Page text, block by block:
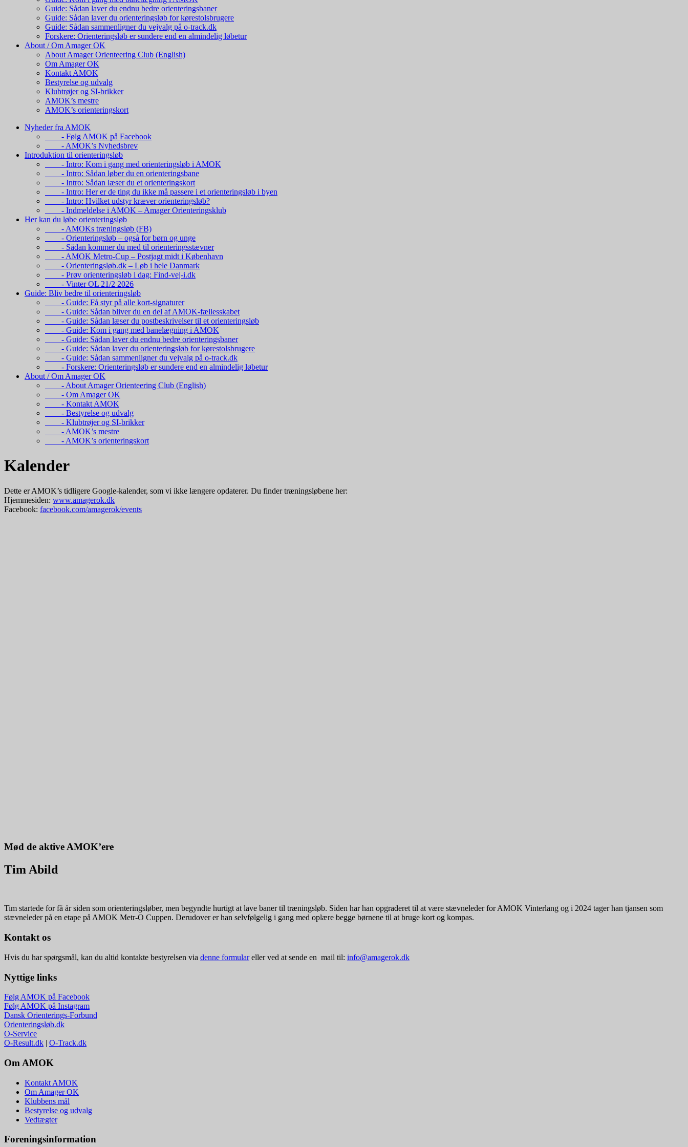
Guide: Sådan laver du endnu bedre orienteringsbaner
Guide: Sådan laver du orienteringsløb for kørestolsbrugere
Guide: Sådan sammenligner du vejvalg på o-track.dk
Forskere: Orienteringsløb er sundere end en almindelig løbetur
About / Om Amager OK
About Amager Orienteering Club (English)
Om Amager OK
Kontakt AMOK
Bestyrelse og udvalg
Klubtrøjer og SI-brikker
AMOK’s mestre
AMOK’s orienteringskort
Nyheder fra AMOK
- Følg AMOK på Facebook
- AMOK’s Nyhedsbrev
Introduktion til orienteringsløb
- Intro: Kom i gang med orienteringsløb i AMOK
- Intro: Sådan løber du en orienteringsbane
- Intro: Sådan læser du et orienteringskort
- Intro: Her er de ting du ikke må passere i et orienteringsløb i byen
- Intro: Hvilket udstyr kræver orienteringsløb?
- Indmeldelse i AMOK – Amager Orienteringsklub
Her kan du løbe orienteringsløb
- AMOKs træningsløb (FB)
- Orienteringsløb – også for børn og unge
- Sådan kommer du med til orienteringsstævner
- AMOK Metro-Cup – Postjagt midt i København
- Orienteringsløb.dk – Løb i hele Danmark
- Prøv orienteringsløb i dag: Find-vej-i.dk
- Vinter OL 21/2 2026
Guide: Bliv bedre til orienteringsløb
- Guide: Få styr på alle kort-signaturer
- Guide: Sådan bliver du en del af AMOK-fællesskabet
- Guide: Sådan læser du postbeskrivelser til et orienteringsløb
- Guide: Kom i gang med banelægning i AMOK
- Guide: Sådan laver du endnu bedre orienteringsbaner
- Guide: Sådan laver du orienteringsløb for kørestolsbrugere
- Guide: Sådan sammenligner du vejvalg på o-track.dk
- Forskere: Orienteringsløb er sundere end en almindelig løbetur
About / Om Amager OK
- About Amager Orienteering Club (English)
- Om Amager OK
- Kontakt AMOK
- Bestyrelse og udvalg
- Klubtrøjer og SI-brikker
- AMOK’s mestre
- AMOK’s orienteringskort
Kalender
Dette er AMOK’s tidligere Google-kalender, som vi ikke længere opdaterer. Du finder træningsløbene her:
Hjemmesiden: www.amagerok.dk
Facebook: facebook.com/amagerok/events
Mød de aktive AMOK’ere
Tim Abild
Tim startede for få år siden som orienteringsløber, men begyndte hurtigt at lave baner til træningsløb. Siden har han opgraderet til at være stævneleder for AMOK Vinterlang og i 2024 tager han tjansen som
stævneleder på en etape på AMOK Metr-O Cuppen. Derudover er han selvfølgelig i gang med oplære begge børnene til at bruge kort og kompas.
Kontakt os
Hvis du har spørgsmål, kan du altid kontakte bestyrelsen via denne formulareller ved at sende en mail til: info@amagerok.dk
Nyttige links
Følg AMOK på Facebook
Følg AMOK på Instagram
Dansk Orienterings-Forbund
Orienteringsløb.dk
O-Service
O-Result.dk | O-Track.dk
Om AMOK
Kontakt AMOK
Om Amager OK
Klubbens mål
Bestyrelse og udvalg
Vedtægter
Foreningsinformation